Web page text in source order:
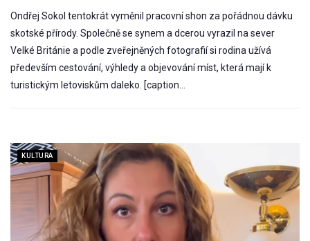
Ondřej Sokol tentokrát vyměnil pracovní shon za pořádnou dávku
skotské přírody. Společně se synem a dcerou vyrazil na sever
Velké Británie a podle zveřejněných fotografií si rodina užívá
především cestování, výhledy a objevování míst, která mají k
turistickým letoviskům daleko. [caption…
KULTURA